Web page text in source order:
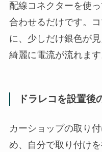
配線コネクターを使
合わせるだけです。
に、少しだけ銀色が
綺麗に電流が流れます
ドラレコを設置後
カーショップの取り
め、自分で取り付け